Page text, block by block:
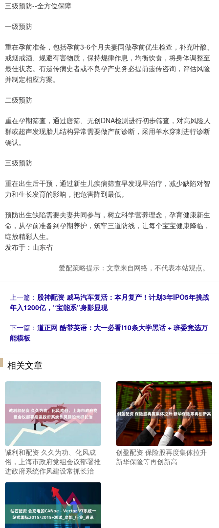
三级预防--全方位保障
一级预防
重在孕前准备，包括孕前3-6个月夫妻同做孕前优生检查，补充叶酸、
戒烟戒酒、规避有害物质，保持规律作息，均衡饮食，将身体调整至
最佳状态。有遗传病史者或不良孕产史务必提前遗传咨询，评估风险
并制定相应方案。
二级预防
重在孕期筛查，通过唐筛、无创DNA检测进行初步筛查，对高风险人
群或超声发现胎儿结构异常需要做产前诊断，采用羊水穿刺进行诊断
确认。
三级预防
重在出生后干预，通过新生儿疾病筛查早发现早治疗，减少缺陷对智
力和生长发育的影响，把危害降到最低。
预防出生缺陷需要夫妻共同参与，树立科学营养理念，孕育健康新生
命，从孕前准备到孕期养护，筑牢三道防线，让每个宝宝健康降临，
绽放精彩人生。
发布于：山东省
爱配策略提示：文章来自网络，不代表本站观点。
上一篇： 股神配资 威马汽车复活：本月复产！计划3年IPO5年挑战
年入1200亿，“宝能系”身影显现
下一篇： 道正网 酷带英语：大一必看!10条大学黑话 + 班委竞选万
能模板
相关文章
诚利和配资 久久为功、化风成
俗，上海市政府党组会议部署推
进政府系统作风建设常抓长治
创盈配资 保险股再度集体拉升
新华保险等再创新高